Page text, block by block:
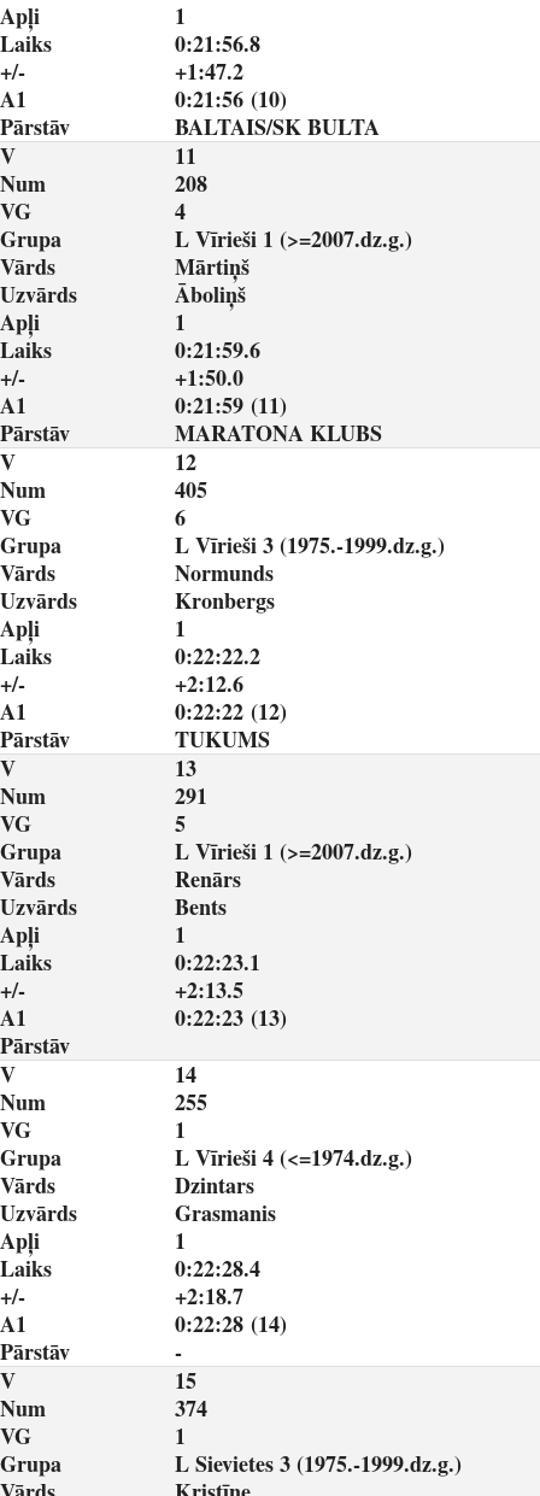
Apļi
1
Laiks
0:21:56.8
+/-
+1:47.2
A1
0:21:56 (10)
Pārstāv
BALTAIS/SK BULTA
V
11
Num
208
VG
4
Grupa
L Vīrieši 1 (>=2007.dz.g.)
Vārds
Mārtiņš
Uzvārds
Āboliņš
Apļi
1
Laiks
0:21:59.6
+/-
+1:50.0
A1
0:21:59 (11)
Pārstāv
MARATONA KLUBS
V
12
Num
405
VG
6
Grupa
L Vīrieši 3 (1975.-1999.dz.g.)
Vārds
Normunds
Uzvārds
Kronbergs
Apļi
1
Laiks
0:22:22.2
+/-
+2:12.6
A1
0:22:22 (12)
Pārstāv
TUKUMS
V
13
Num
291
VG
5
Grupa
L Vīrieši 1 (>=2007.dz.g.)
Vārds
Renārs
Uzvārds
Bents
Apļi
1
Laiks
0:22:23.1
+/-
+2:13.5
A1
0:22:23 (13)
Pārstāv
V
14
Num
255
VG
1
Grupa
L Vīrieši 4 (<=1974.dz.g.)
Vārds
Dzintars
Uzvārds
Grasmanis
Apļi
1
Laiks
0:22:28.4
+/-
+2:18.7
A1
0:22:28 (14)
Pārstāv
-
V
15
Num
374
VG
1
Grupa
L Sievietes 3 (1975.-1999.dz.g.)